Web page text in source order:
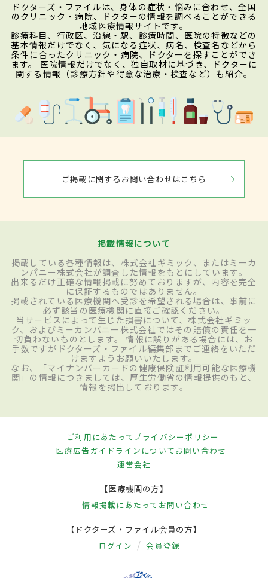
ドクターズ・ファイルは、身体の症状・悩みに合わせ、全国
のクリニック・病院、ドクターの情報を調べることができる
地域医療情報サイトです。
診療科目、行政区、沿線・駅、診療時間、医院の特徴などの
基本情報だけでなく、気になる症状、病名、検査名などから
条件に合ったクリニック・病院、ドクターを探すことができ
ます。 医院情報だけでなく、独自取材に基づき、ドクターに
関する情報（診療方針や得意な治療・検査など）も紹介。
ご掲載に関するお問い合わせはこちら
掲載情報について
掲載している各種情報は、株式会社ギミック、またはミーカ
ンパニー株式会社が調査した情報をもとにしています。
出来るだけ正確な情報掲載に努めておりますが、内容を完全
に保証するものではありません。
掲載されている医療機関へ受診を希望される場合は、事前に
必ず該当の医療機関に直接ご確認ください。
当サービスによって生じた損害について、株式会社ギミッ
ク、およびミーカンパニー株式会社ではその賠償の責任を一
切負わないものとします。 情報に誤りがある場合には、お
手数ですがドクターズ・ファイル編集部までご連絡をいただ
けますようお願いいたします。
なお、「マイナンバーカードの健康保険証利用可能な医療機
関」の情報につきましては、厚生労働省の情報提供のもと、
情報を掲出しております。
ご利用にあたってプライバシーポリシー
医療広告ガイドラインについてお問い合わせ
運営会社
【医療機関の方】
情報掲載にあたって お問い合わせ
【ドクターズ・ファイル会員の方】
ログイン 会員登録